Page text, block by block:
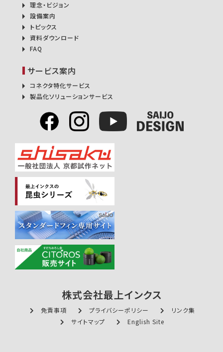
理念・ビジョン
設備案内
トピックス
資料ダウンロード
FAQ
サービス案内
コネクタ特化サービス
製品化ソリューションサービス
株式会社最上インクス
免責事項 プライバシーポリシー
リンク集
サイトマップ
English Site